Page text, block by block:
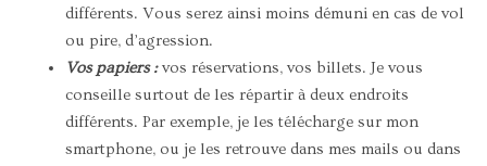
différents. Vous serez ainsi moins démuni en cas de vol
ou pire, d’agression.
Vos papiers : vos réservations, vos billets. Je vous
conseille surtout de les répartir à deux endroits
différents. Par exemple, je les télécharge sur mon
smartphone, ou je les retrouve dans mes mails ou dans